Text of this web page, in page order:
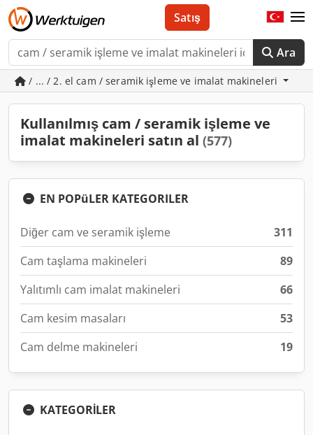
Ara
Satış
/ ... / 2. el cam / seramik işleme ve imalat makineleri
Kullanılmış cam / seramik işleme ve
imalat makineleri satın al (577)
EN POPüLER KATEGORILER
Diğer cam ve seramik işleme
311
Cam taşlama makineleri
89
Yalıtımlı cam imalat makineleri
66
Cam kesim masaları
53
Cam delme makineleri
19
KATEGORİLER